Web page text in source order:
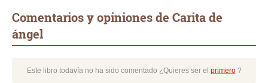
Comentarios y opiniones de Carita de
ángel
Este libro todavía no ha sido comentado ¿Quieres ser el primero?